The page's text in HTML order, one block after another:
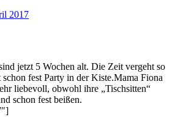
2017
jetzt 5 Wochen alt. Die Zeit vergeht so
fest Party in der Kiste.Mama Fiona
liebevoll, obwohl ihre „Tischsitten“
schon fest beißen.